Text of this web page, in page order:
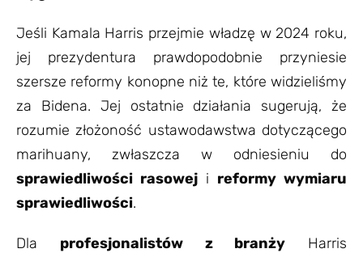
Jeśli Kamala Harris przejmie władzę w 2024 roku,
jej prezydentura prawdopodobnie przyniesie
szersze reformy konopne niż te, które widzieliśmy
za Bidena. Jej ostatnie działania sugerują, że
rozumie złożoność ustawodawstwa dotyczącego
marihuany, zwłaszcza w odniesieniu do
sprawiedliwości rasowej i reformy wymiaru
sprawiedliwości.
Dla profesjonalistów z branży Harris